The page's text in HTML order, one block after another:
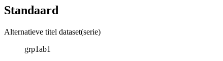
Standaard
Alternatieve titel dataset(serie)
grp1ab1